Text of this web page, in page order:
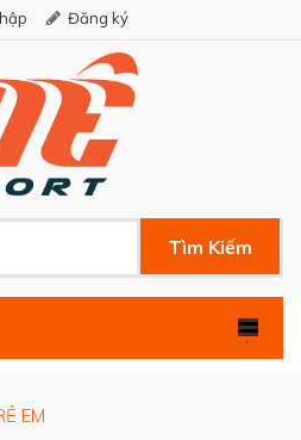
Đăng ký
Tìm Kiếm
.
EM